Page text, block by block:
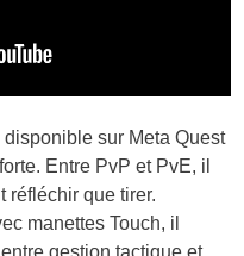
disponible sur Meta Quest
Entre PvP et PvE, il
réfléchir que tirer.
manettes Touch, il